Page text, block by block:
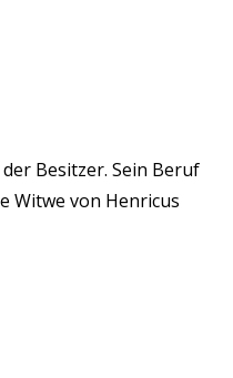
Besitzer. Sein Beruf
Witwe von Henricus